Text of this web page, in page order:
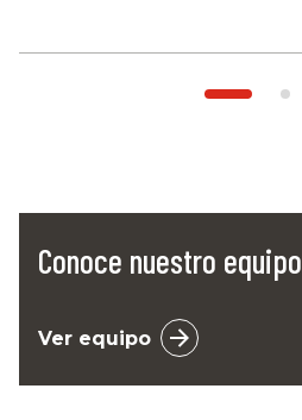
Conoce nuestro equipo
Ver equipo